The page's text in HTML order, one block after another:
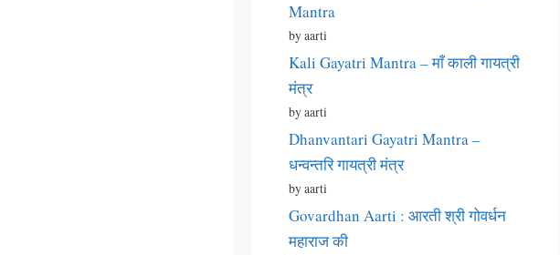
Mantra
by aarti
Kali Gayatri Mantra – माँ काली गायत्री
मंत्र
by aarti
Dhanvantari Gayatri Mantra –
धन्वन्तरि गायत्री मंत्र
by aarti
Govardhan Aarti : आरती श्री गोवर्धन
महाराज की